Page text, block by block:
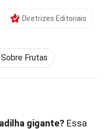
Diretrizes Editoriais
Frutas
gigante? Essa